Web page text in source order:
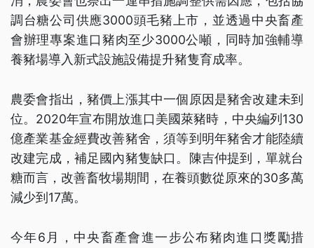
調台糖公司供應3000頭毛豬上市，並透過中央畜產
會辦理專案進口豬肉至少3000公噸，同時加強輔導
養豬場導入新式設施設備提升豬隻育成率。
農委會指出，豬價上漲其中一個原因是豬舍改建未到
位。2020年宣布開放進口美國萊豬時，中央編列130
億產業基金經費改善豬舍，須等到明年豬舍才能陸續
改建完成，補足國內豬隻缺口。陳吉仲提到，單就台
糖而言，改善畜牧場期間，在養頭數從原來的30多萬
減少到17萬。
今年6月，中央畜產會進一步公布豬肉進口獎勵措